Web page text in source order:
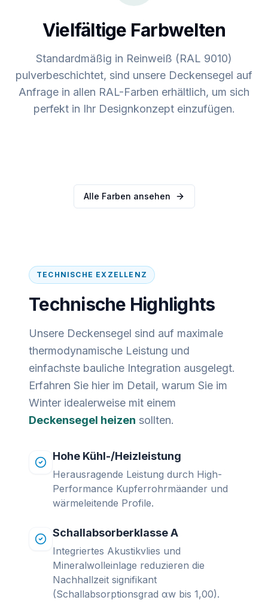
Vielfältige Farbwelten
Standardmäßig in Reinweiß (RAL 9010)
pulverbeschichtet, sind unsere Deckensegel auf
Anfrage in allen RAL-Farben erhältlich, um sich
perfekt in Ihr Designkonzept einzufügen.
RAL 9010 RAL 7016
Alle Farben ansehen
TECHNISCHE EXZELLENZ
Technische Highlights
Unsere Deckensegel sind auf maximale
thermodynamische Leistung und
einfachste bauliche Integration ausgelegt.
Erfahren Sie hier im Detail, warum Sie im
Winter idealerweise mit einem
Deckensegel heizen sollten.
Hohe Kühl-/Heizleistung
Herausragende Leistung durch High-
Performance Kupferrohrmäander und
wärmeleitende Profile.
Schallabsorberklasse A
Integriertes Akustikvlies und
Mineralwolleinlage reduzieren die
Nachhallzeit signifikant
(Schallabsorptionsgrad αw bis 1,00).